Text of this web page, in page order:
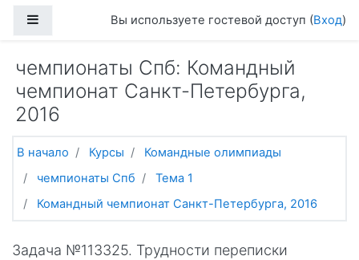
Боковая панельВы используете гостевой доступ (Вход)
чемпионаты Спб: Командный
чемпионат Санкт-Петербурга,
2016
В начало Курсы
Командные олимпиады
чемпионаты Спб
Тема 1
Командный чемпионат Санкт-Петербурга, 2016
Задача №113325. Трудности переписки